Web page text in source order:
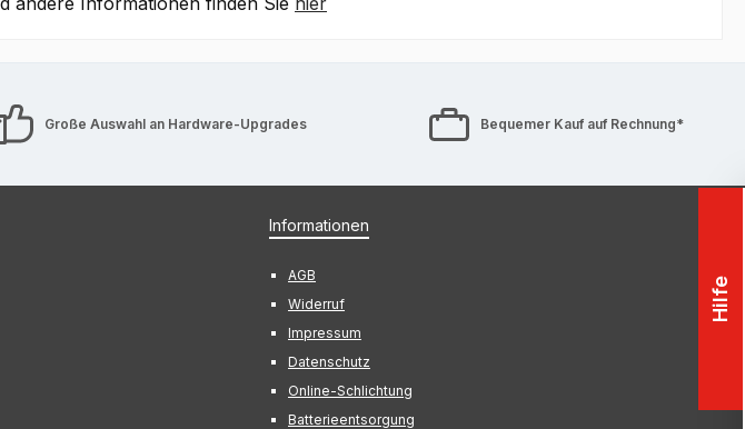
Große Auswahl an Hardware-Upgrades Bequemer Kauf auf Rechnung*
Informationen
AGB
Widerruf
Impressum
Datenschutz
Online-Schlichtung
Batterieentsorgung
Hilfe